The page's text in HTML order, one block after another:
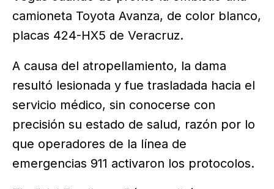
camioneta Toyota Avanza, de color blanco,
placas 424-HX5 de Veracruz.
A causa del atropellamiento, la dama
resultó lesionada y fue trasladada hacia el
servicio médico, sin conocerse con
precisión su estado de salud, razón por lo
que operadores de la línea de
emergencias 911 activaron los protocolos.